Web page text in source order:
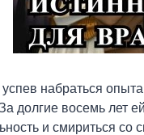
успев набраться
долгие восемь лет
и смириться со